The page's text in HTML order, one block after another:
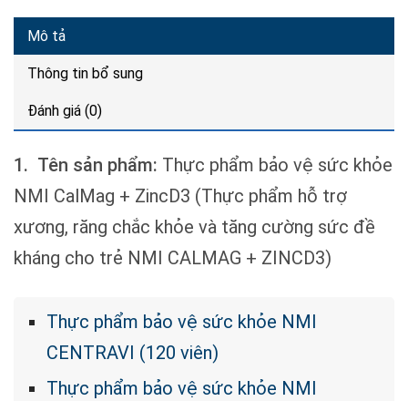
Mô tả
Thông tin bổ sung
Đánh giá (0)
1. Tên sản phẩm: Thực phẩm bảo vệ sức khỏe
NMI CalMag + ZincD3 (Thực phẩm hỗ trợ
xương, răng chắc khỏe và tăng cường sức đề
kháng cho trẻ NMI CALMAG + ZINCD3)
Thực phẩm bảo vệ sức khỏe NMI
CENTRAVI (120 viên)
Thực phẩm bảo vệ sức khỏe NMI